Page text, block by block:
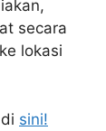
secara
lokasi
sini!